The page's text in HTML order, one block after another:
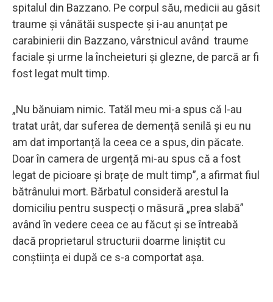
spitalul din Bazzano. Pe corpul său, medicii au găsit
traume și vânătăi suspecte și i-au anunțat pe
carabinierii din Bazzano, vârstnicul având traume
faciale și urme la încheieturi și glezne, de parcă ar fi
fost legat mult timp.
„Nu bănuiam nimic. Tatăl meu mi-a spus că l-au
tratat urât, dar suferea de demență senilă și eu nu
am dat importanță la ceea ce a spus, din păcate.
Doar în camera de urgență mi-au spus că a fost
legat de picioare și brațe de mult timp”, a afirmat fiul
bătrânului mort. Bărbatul consideră arestul la
domiciliu pentru suspecți o măsură „prea slabă”
având în vedere ceea ce au făcut și se întreabă
dacă proprietarul structurii doarme liniștit cu
conștiința ei după ce s-a comportat așa.